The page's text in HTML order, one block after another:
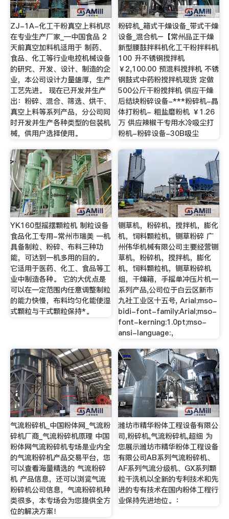
ZJ-1A-化工干粉真空上料机尽
在专业生产厂家_—中国食品 2
天前真空加料机适用于 制药、
食品、化工等行业电控机械设备
的研究、开发、设计、制造的企
业，本公司设计力量雄厚，生产
工艺先进。 现在已开发并生产
出：粉碎、混合、筛选、烘干、
真空上料等系列产品，分公司同
时开发并生产各种类型的包装机
械，供用户选择使用。
粉碎机_箱式干燥设备_带式干燥
设备_混合机–【常州品正干燥
新型腰鼓拌料机化工干粉拌料机
100 升不锈钢搅拌机
￥2,100.00 预混料搅拌机 不锈
钢鼓式中药粉搅拌机现货 定做
500公斤干粉搅拌机 供应干燥
后结块粉碎设备-***粉碎机-晶
体打粉机- 粗盐磨粉机 ￥1.26
万 供应辣椒干专用水冷吸尘打
粉机-粉碎设备-30B吸尘
YK160型摇摆颗粒机 制粒设备
食品化工专用-常州市瑞美 一机
具备制粒、粉碎、布料三种功
能，可达到一机多用的目的。
它适用于医药、化工、食品等工
业中制造各种。 它的大优点是
可以在一定范围内任意调整制粒
的能力快慢，布料均匀化能使湿
式颗粒与干式颗粒保持*。
铡草机，粉碎机，搅拌机，膨化
机，饲料颗粒机，铡草粉碎 广
州伟华机械有限公司主要经营铡
草机，粉碎机，搅拌机，膨化
机，饲料颗粒机，铡草粉碎机
组，干燥箱，手摇单冲压片机一
系列产品,公司位于白云区新市
九社工业区十五号, Arial;mso-
bidi-font-family:Arial;mso-
font-kerning:1.0pt;mso-
ansi-language:，
气流粉碎机_中国粉体网_气流粉
碎机厂商_气流粉碎机原理 中国
粉体网气流粉碎机专场是业内全
的气流粉碎机产品交易平台，您
可以查看海量精选的 气流粉碎
机 产品信息，还可以浏览气流
粉碎机公司信息，气流粉碎机种
类很多，本专场会为您提供全方
位的解决方案！
潍坊市精华粉体工程设备有限公
司,粉碎机,气流粉碎机,超细 为
您展示潍坊市精华粉体工程设备
有限公司AB系列气流粉碎机、
AF系列气流分级机、GX系列颗
粒干洗机以全新的专利技术和先
进的专有技术在国内粉体工程行
业保持先进地位。：